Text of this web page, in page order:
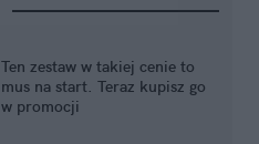
Ten zestaw w takiej cenie to
mus na start. Teraz kupisz go
w promocji